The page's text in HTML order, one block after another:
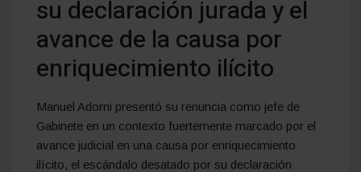
su declaración jurada y el
avance de la causa por
enriquecimiento ilícito
Manuel Adorni presentó su renuncia como jefe de
Gabinete en un contexto fuertemente marcado por el
avance judicial en una causa por enriquecimiento
ilícito, el escándalo desatado por su declaración